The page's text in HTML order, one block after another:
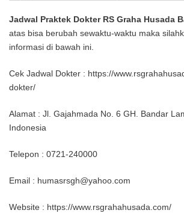
Jadwal Praktek Dokter RS Graha Husada
atas bisa berubah sewaktu-waktu maka
informasi di bawah ini.
Cek Jadwal Dokter : https://
dokter/
Alamat : Jl. Gajahmada No. 6 GH. Bandar
Indonesia
Telepon : 0721-240000
Email : humasrsgh@yahoo.com
Website : https://www.rsgrahahusada.com/